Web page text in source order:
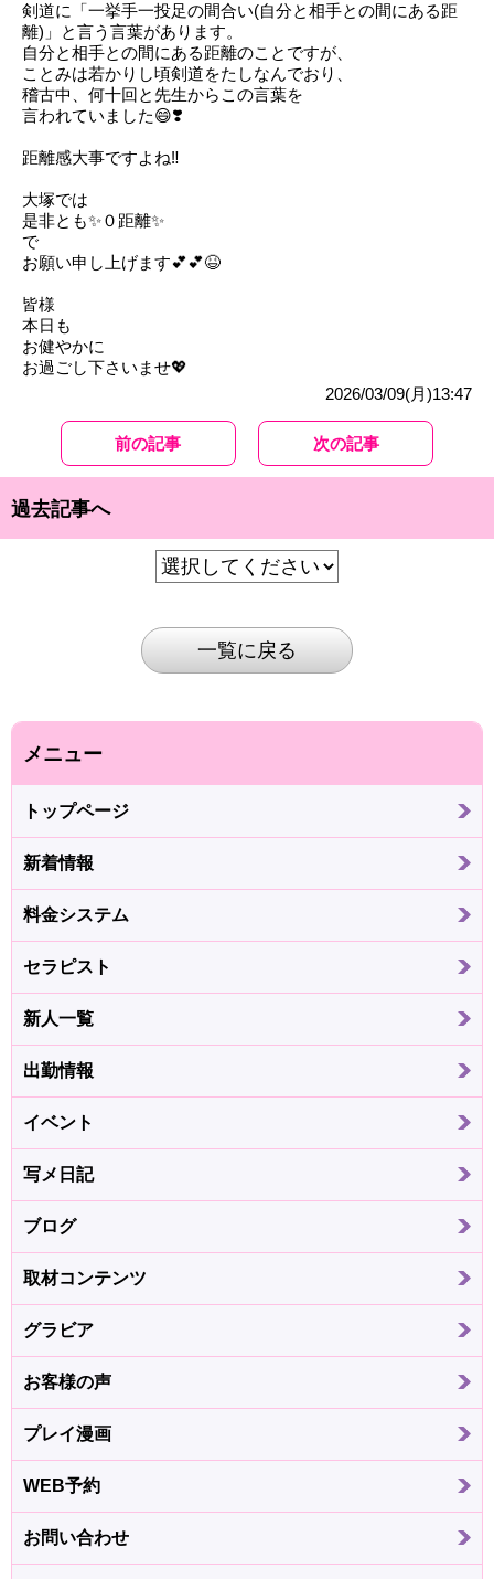
剣道に「一挙手一投足の間合い(自分と相手との間にある距
離)」と言う言葉があります。
自分と相手との間にある距離のことですが、
ことみは若かりし頃剣道をたしなんでおり、
稽古中、何十回と先生からこの言葉を
言われていました😄❣️
距離感大事ですよね‼️
大塚では
是非とも✨０距離✨
で
お願い申し上げます💕💕😆
皆様
本日も
お健やかに
お過ごし下さいませ💖
2026/03/09(月)13:47
前の記事 次の記事
過去記事へ
一覧に戻る
メニュー
トップページ
新着情報
料金システム
セラピスト
新人一覧
出勤情報
イベント
写メ日記
ブログ
取材コンテンツ
グラビア
お客様の声
プレイ漫画
WEB予約
お問い合わせ